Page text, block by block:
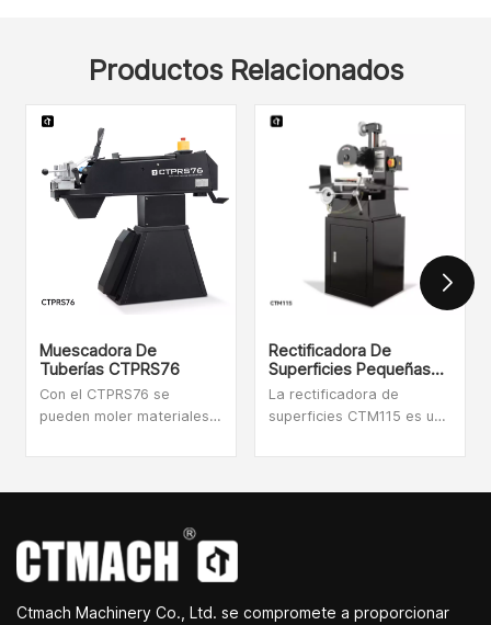
Productos Relacionados
Muescadora De
Tuberías CTPRS76
Con el CTPRS76 se
pueden moler materiales
soporte/carro compuesto
continua.Esto significa que
todas las secciones de
tubo se pueden rectificar
30 y 90 grados.En cada
Rectificadora De
Superficies Pequeñas
CTM115
La rectificadora de
superficies CTM115 es una
rectificadora que procesa
abrasivas, puede pulir
Ctmach Machinery Co., Ltd. se compromete a proporcionar